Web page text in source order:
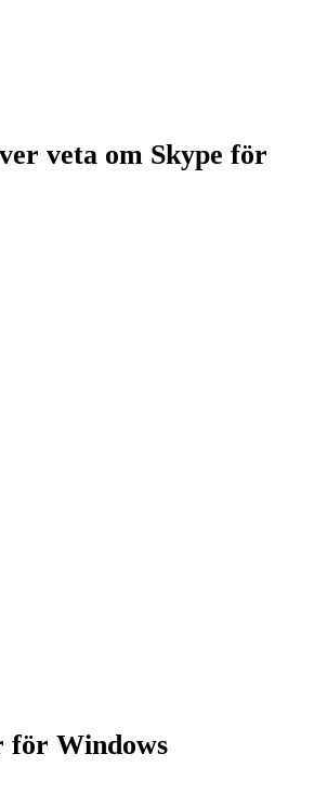
veta om Skype för
för Windows